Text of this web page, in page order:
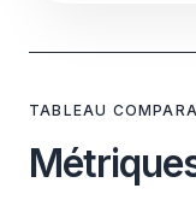
TABLEAU